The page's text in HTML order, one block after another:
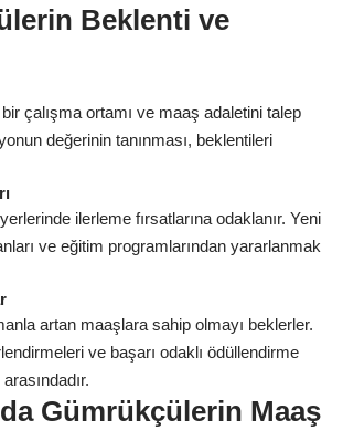
Beklenti ve
çalışma ortamı ve maaş adaletini talep
değerinin tanınması, beklentileri
ilerleme fırsatlarına odaklanır. Yeni
ve eğitim programlarından yararlanmak
artan maaşlara sahip olmayı beklerler.
ve başarı odaklı ödüllendirme
Gümrükçülerin Maaş